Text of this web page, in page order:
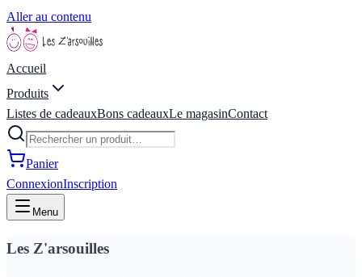
Aller au contenu
Accueil
Produits
Listes de cadeauxBons cadeauxLe magasinContact
Panier
ConnexionInscription
Menu
Les Z'arsouilles